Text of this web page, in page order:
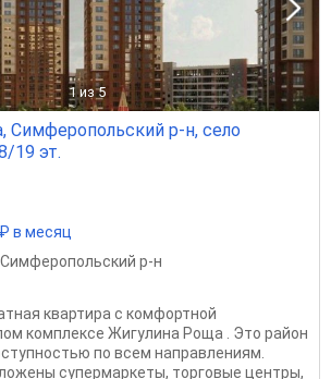
1 из 5
Симферопольский р-н, село
19 эт.
в месяц
Симферопольский р-н
квартира с комфортной
комплексе Жигулина Роща . Это район
по всем направлениям.
супермаркеты, торговые центры,